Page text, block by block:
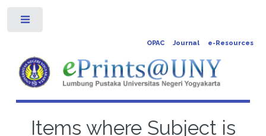
OPAC Journal e-Resources
Items where Subject is